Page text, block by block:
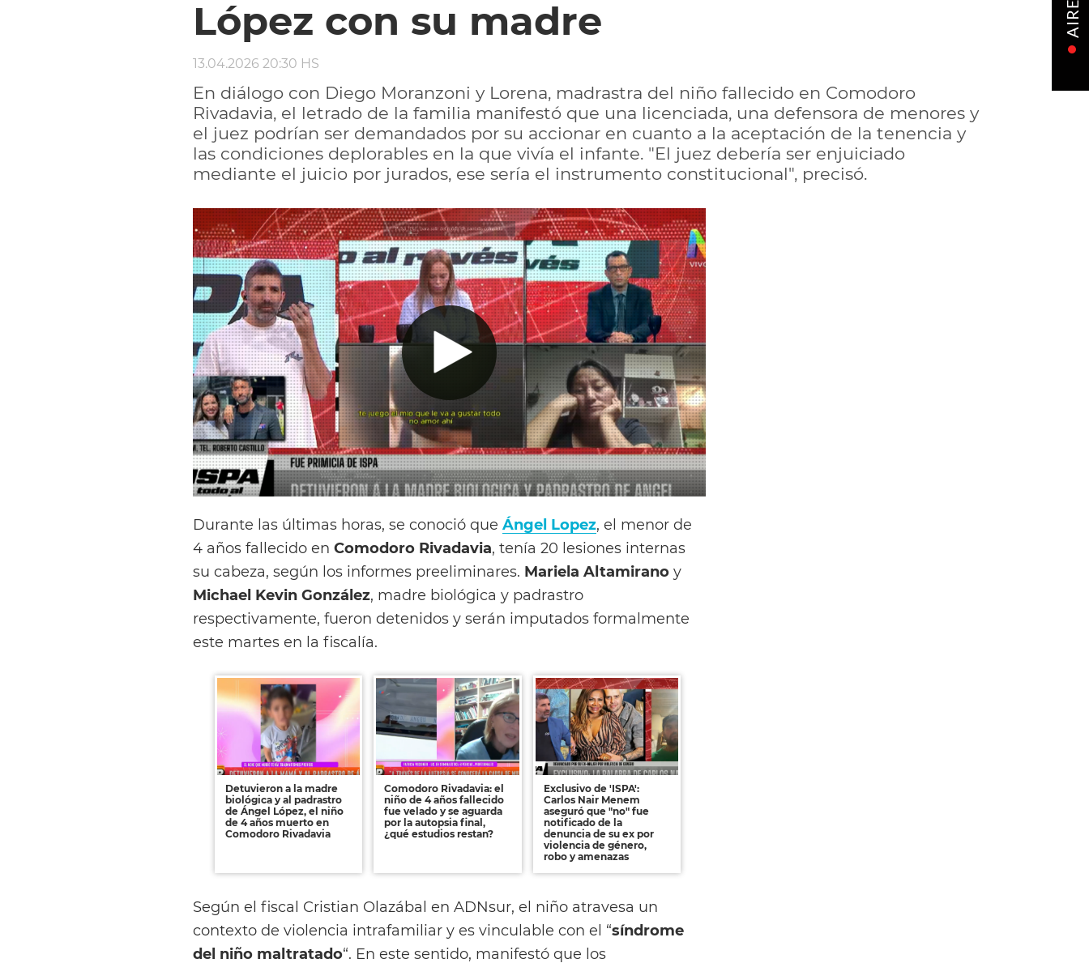
López con su madre
13.04.2026 20:30 HS
En diálogo con Diego Moranzoni y Lorena, madrastra del niño fallecido en Comodoro
Rivadavia, el letrado de la familia manifestó que una licenciada, una defensora de menores y
el juez podrían ser demandados por su accionar en cuanto a la aceptación de la tenencia y
las condiciones deplorables en la que vivía el infante. "El juez debería ser enjuiciado
mediante el juicio por jurados, ese sería el instrumento constitucional", precisó.
Durante las últimas horas, se conoció que Ángel Lopez, el menor de
4 años fallecido en Comodoro Rivadavia, tenía 20 lesiones internas
su cabeza, según los informes preeliminares. Mariela Altamirano y
Michael Kevin González, madre biológica y padrastro
respectivamente, fueron detenidos y serán imputados formalmente
este martes en la fiscalía.
Detuvieron a la madre
biológica y al padrastro
de Ángel López, el niño
de 4 años muerto en
Comodoro Rivadavia
Comodoro Rivadavia: el
niño de 4 años fallecido
fue velado y se aguarda
por la autopsia final,
¿qué estudios restan?
Exclusivo de 'ISPA':
Carlos Nair Menem
aseguró que "no" fue
notificado de la
denuncia de su ex por
violencia de género,
robo y amenazas
Según el fiscal Cristian Olazábal en ADNsur, el niño atravesa un
contexto de violencia intrafamiliar y es vinculable con el “síndrome
del niño maltratado“. En este sentido, manifestó que los
AIRE